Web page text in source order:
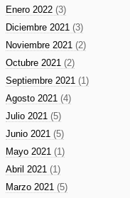
Enero 2022 (3)
Diciembre 2021 (3)
Noviembre 2021 (2)
Octubre 2021 (2)
Septiembre 2021 (1)
Agosto 2021 (4)
Julio 2021 (5)
Junio 2021 (5)
Mayo 2021 (1)
Abril 2021 (1)
Marzo 2021 (5)